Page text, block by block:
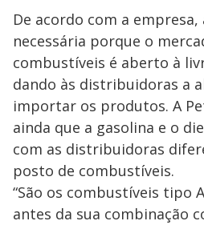
De acordo com a empresa,
necessária porque o
combustíveis é aberto à
dando às distribuidoras a
importar os produtos. A
ainda que a gasolina e o
com as distribuidoras
posto de combustíveis.
“São os combustíveis tipo
antes da sua combinação